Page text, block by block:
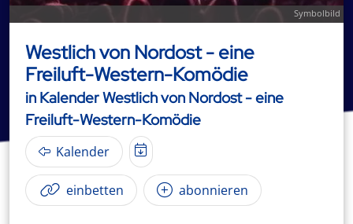
Symbolbild
Westlich von Nordost - eine
Freiluft-Western-Komödie
in Kalender Westlich von Nordost - eine
Freiluft-Western-Komödie
Kalender
einbetten abonnieren